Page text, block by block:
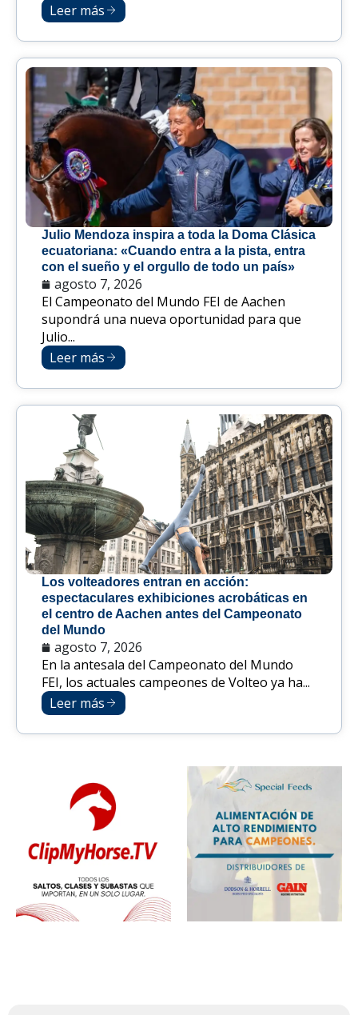
Leer más
Julio Mendoza inspira a toda la Doma Clásica
ecuatoriana: «Cuando entra a la pista, entra
con el sueño y el orgullo de todo un país»
agosto 7, 2026
El Campeonato del Mundo FEI de Aachen
supondrá una nueva oportunidad para que
Julio...
Leer más
Los volteadores entran en acción:
espectaculares exhibiciones acrobáticas en
el centro de Aachen antes del Campeonato
del Mundo
agosto 7, 2026
En la antesala del Campeonato del Mundo
FEI, los actuales campeones de Volteo ya ha...
Leer más